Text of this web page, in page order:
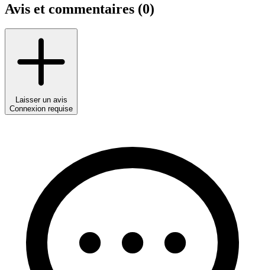
Avis et commentaires (0)
Laisser un avis
Connexion requise